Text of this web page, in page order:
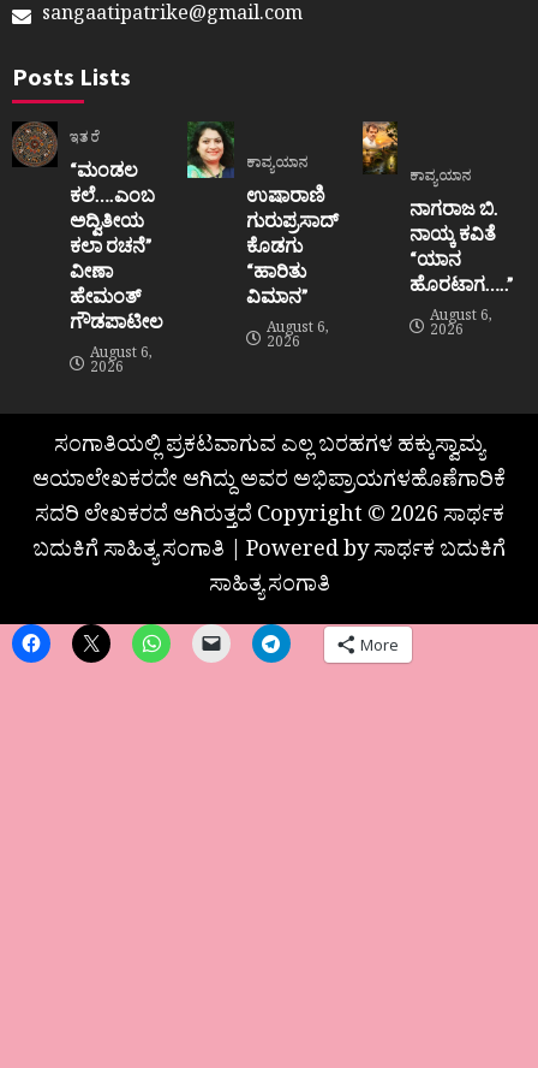
sangaatipatrike@gmail.com
Posts Lists
ಇತರೆ
“ಮಂಡಲ
ಕಲೆ….ಎಂಬ
ಅದ್ವಿತೀಯ
ಕಲಾ ರಚನೆ”‌
ವೀಣಾ
ಹೇಮಂತ್‌
ಗೌಡಪಾಟೀಲ
August 6,
2026
ಕಾವ್ಯಯಾನ
ಉಷಾರಾಣಿ
ಗುರುಪ್ರಸಾದ್
ಕೊಡಗು
“ಹಾರಿತು
ವಿಮಾನ”
August 6,
2026
ಕಾವ್ಯಯಾನ
ನಾಗರಾಜ ಬಿ.
ನಾಯ್ಕ ಕವಿತೆ
“ಯಾನ
ಹೊರಟಾಗ…..”
August 6,
2026
ಸಂಗಾತಿಯಲ್ಲಿ ಪ್ರಕಟವಾಗುವ ಎಲ್ಲ ಬರಹಗಳ ಹಕ್ಕುಸ್ವಾಮ್ಯ
ಆಯಾಲೇಖಕರದೇ ಆಗಿದ್ದು ಅವರ ಅಭಿಪ್ರಾಯಗಳಹೊಣೆಗಾರಿಕೆ
ಸದರಿ ಲೇಖಕರದೆ ಆಗಿರುತ್ತದೆ Copyright © 2026 ಸಾರ್ಥಕ
ಬದುಕಿಗೆ ಸಾಹಿತ್ಯ ಸಂಗಾತಿ | Powered by ಸಾರ್ಥಕ ಬದುಕಿಗೆ
ಸಾಹಿತ್ಯ ಸಂಗಾತಿ
More